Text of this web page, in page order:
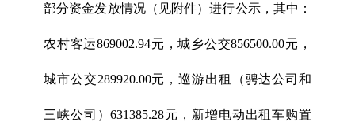
部分资金发放情况（见附件）进行公示，其中：
农村客运869002.94元，城乡公交856500.00元，
城市公交289920.00元，巡游出租（骋达公司和
三峡公司）631385.28元，新增电动出租车购置